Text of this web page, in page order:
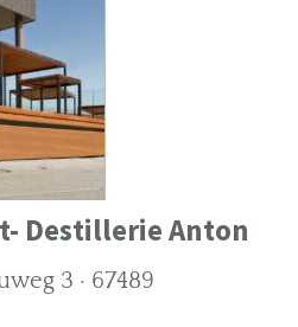
Destillerie Anton
3 · 67489